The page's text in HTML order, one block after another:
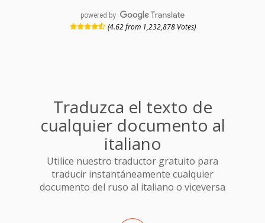
powered by
(4.62 from 1,232,878 Votes)
Traduzca el texto de
cualquier documento al
italiano
Utilice nuestro traductor gratuito para
traducir instantáneamente cualquier
documento del ruso al italiano o viceversa